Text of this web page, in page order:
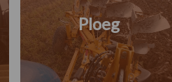
Ploeg